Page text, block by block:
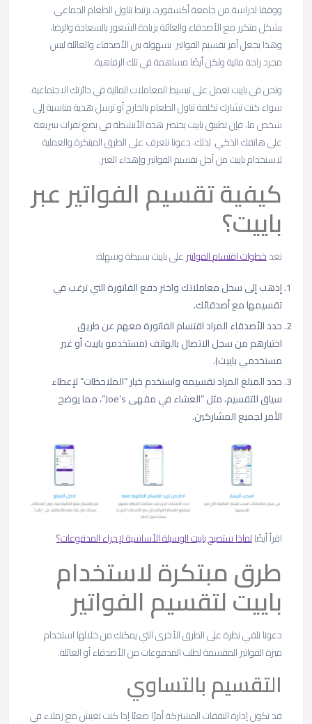
ووفقا لدراسة من جامعة أكسفورد، يرتبط تناول الطعام الجماعي
بشكل متكرر مع الأصدقاء والعائلة بزيادة الشعور بالسعادة والرضا،
وهذا يجعل أمر تقسيم الفواتير بسهولة بين الأصدقاء والعائلة ليس
مجرد راحة مالية ولكن أيضًا مساهمة في تلك الرفاهية.
ونحن في باييت نعمل على تبسيط المعاملات المالية في دائرتك الاجتماعية.
سواء كنت تشارك تكلفة تناول الطعام بالخارج أو ترسل هدية مناسبة إلى
شخص ما، فإن تطبيق باييت يختصر هذه الأنشطة في بضع نقرات سريعة
على هاتفك الذكي. لذلك، دعونا نتعرف على الطرق المبتكرة والعملية
لاستخدام باييت من أجل تقسيم الفواتير وإهداء الغير.
كيفية تقسيم الفواتير عبر
باييت؟
تعدخطوات اقتسام الفواتيرعلى باييت بسيطة وسهلة:
إذهب إلى سجل معاملاتك واختر دفع الفاتورة التي ترغب في
تقسيمها مع أصدقائك.
حدد الأصدقاء المراد اقتسام الفاتورة معهم عن طريق
اختيارهم من سجل الاتصال بالهاتف (مستخدمو باييت أو غير
مستخدمي باييت).
حدد المبلغ المراد تقسيمه واستخدم خيار “الملاحظات” لإعطاء
سياق للتقسيم، مثل “العشاء في مقهى Joe’s”، مما يوضح
الأمر لجميع المشاركين.
اقرأ أيضًالماذا ستصبح باييت الوسيلة الأساسية لإجراء المدفوعات؟
طرق مبتكرة لاستخدام
باييت لتقسيم الفواتير
دعونا نلقي نظرة على الطرق الأخرى التي يمكنك من خلالها استخدام
ميزة الفواتير المقسمة لطلب المدفوعات من الأصدقاء أو العائلة.
التقسيم بالتساوي
قد تكون إدارة النفقات المشتركة أمرًا صعبًا إذا كنت تعيش مع زملاء في